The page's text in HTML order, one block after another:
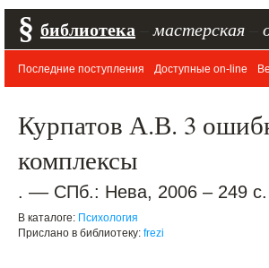
§ библиотека мастерская
Последние поступления Доступные on-line
Курпатов А.В. 3
комплексы
. –– СПб.: Нева, 2006 – 249 с.
В каталоге: Психология
Прислано в библиотеку: frezi